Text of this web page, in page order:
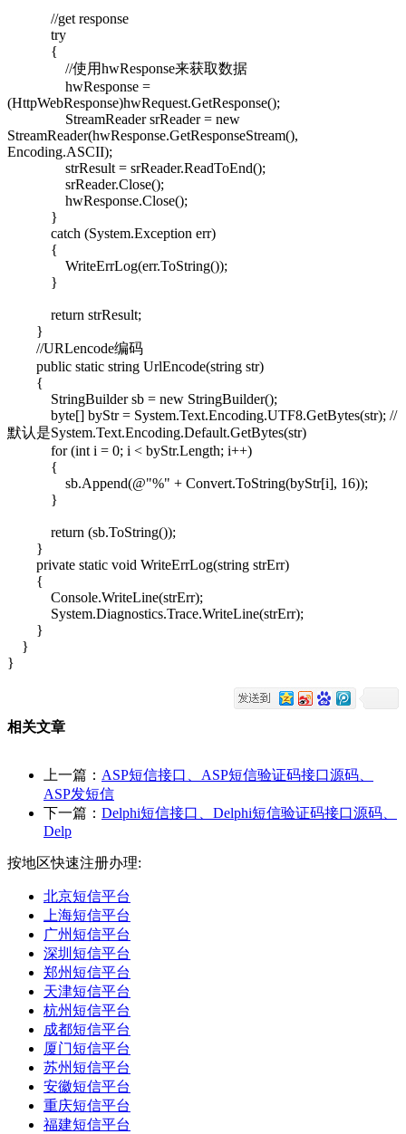
//get response
try
{
//使用hwResponse来获取数据
hwResponse =
(HttpWebResponse)hwRequest.GetResponse();
StreamReader srReader = new
StreamReader(hwResponse.GetResponseStream(),
Encoding.ASCII);
strResult = srReader.ReadToEnd();
srReader.Close();
hwResponse.Close();
}
catch (System.Exception err)
{
WriteErrLog(err.ToString());
}
return strResult;
}
//URLencode编码
public static string UrlEncode(string str)
{
StringBuilder sb = new StringBuilder();
byte[] byStr = System.Text.Encoding.UTF8.GetBytes(str); //
默认是System.Text.Encoding.Default.GetBytes(str)
for (int i = 0; i < byStr.Length; i++)
{
sb.Append(@"%" + Convert.ToString(byStr[i], 16));
}
return (sb.ToString());
}
private static void WriteErrLog(string strErr)
{
Console.WriteLine(strErr);
System.Diagnostics.Trace.WriteLine(strErr);
}
}
}
相关文章
上一篇： ASP短信接口、ASP短信验证码接口源码、
ASP发短信
下一篇： Delphi短信接口、Delphi短信验证码接口源码、
Delp
按地区快速注册办理:
北京短信平台
上海短信平台
广州短信平台
深圳短信平台
郑州短信平台
天津短信平台
杭州短信平台
成都短信平台
厦门短信平台
苏州短信平台
安徽短信平台
重庆短信平台
福建短信平台